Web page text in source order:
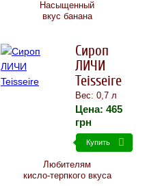
Насыщенный
вкус банана
Сироп
ЛИЧИ
Teisseire
Вес: 0,7 л
Цена: 465
грн
Купить
Любителям
кисло-терпкого вкуса